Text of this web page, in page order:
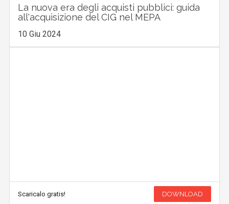
La nuova era degli acquisti pubblici: guida
all'acquisizione del CIG nel MEPA
10 Giu 2024
Scaricalo gratis! DOWNLOAD